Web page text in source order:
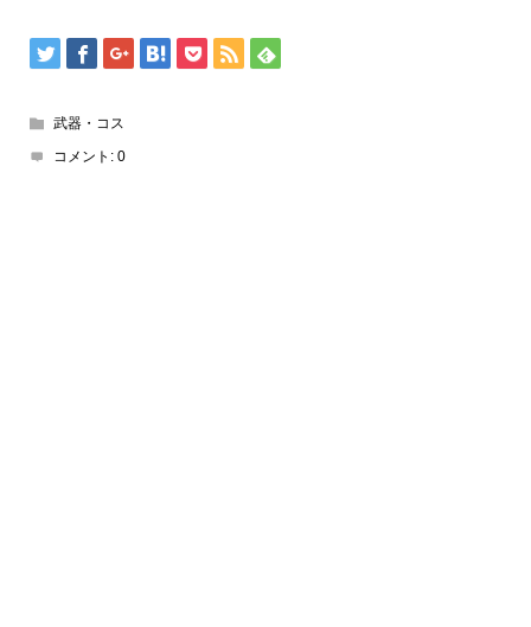
武器・コス
コメント: 0